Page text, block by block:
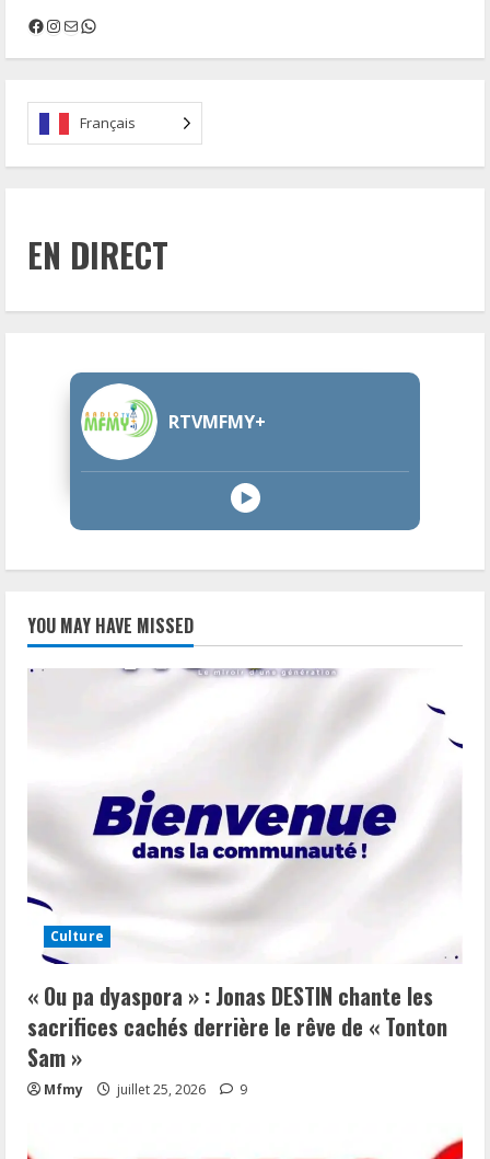
Facebook
Instagram
MailWhatsApp
Français
EN DIRECT
RTVMFMY+
YOU MAY HAVE MISSED
Culture
« Ou pa dyaspora » : Jonas DESTIN chante les
sacrifices cachés derrière le rêve de « Tonton
Sam »
Mfmy juillet 25, 2026 9